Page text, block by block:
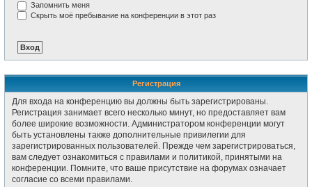
Запомнить меня
Скрыть моё пребывание на конференции в этот раз
Регистрация
Для входа на конференцию вы должны быть зарегистрированы.
Регистрация занимает всего несколько минут, но предоставляет вам
более широкие возможности. Администратором конференции могут
быть установлены также дополнительные привилегии для
зарегистрированных пользователей. Прежде чем зарегистрироваться,
вам следует ознакомиться с правилами и политикой, принятыми на
конференции. Помните, что ваше присутствие на форумах означает
согласие со всеми правилами.